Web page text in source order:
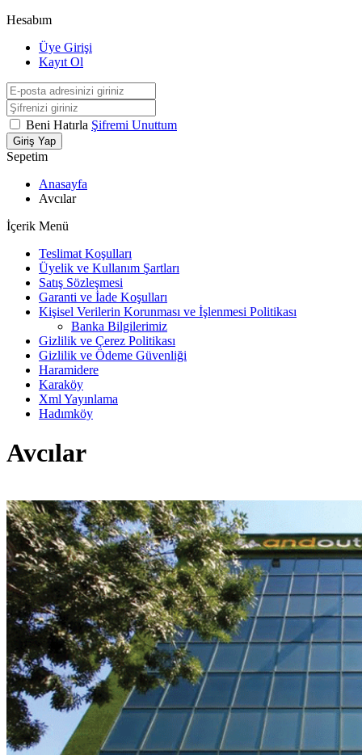
Hesabım
Üye Girişi
Kayıt Ol
Beni Hatırla Şifremi Unuttum
Giriş Yap
Sepetim
Anasayfa
Avcılar
İçerik Menü
Teslimat Koşulları
Üyelik ve Kullanım Şartları
Satış Sözleşmesi
Garanti ve İade Koşulları
Kişisel Verilerin Korunması ve İşlenmesi Politikası
Banka Bilgilerimiz
Gizlilik ve Çerez Politikası
Gizlilik ve Ödeme Güvenliği
Haramidere
Karaköy
Xml Yayınlama
Hadımköy
Avcılar